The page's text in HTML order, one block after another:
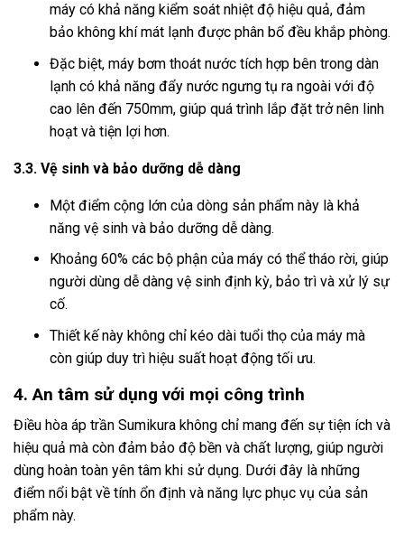
máy có khả năng kiểm soát nhiệt độ hiệu quả, đảm
bảo không khí mát lạnh được phân bổ đều khắp phòng.
Đặc biệt, máy bơm thoát nước tích hợp bên trong dàn
lạnh có khả năng đẩy nước ngưng tụ ra ngoài với độ
cao lên đến 750mm, giúp quá trình lắp đặt trở nên linh
hoạt và tiện lợi hơn.
3.3. Vệ sinh và bảo dưỡng dễ dàng
Một điểm cộng lớn của dòng sản phẩm này là khả
năng vệ sinh và bảo dưỡng dễ dàng.
Khoảng 60% các bộ phận của máy có thể tháo rời, giúp
người dùng dễ dàng vệ sinh định kỳ, bảo trì và xử lý sự
cố.
Thiết kế này không chỉ kéo dài tuổi thọ của máy mà
còn giúp duy trì hiệu suất hoạt động tối ưu.
4. An tâm sử dụng với mọi công trình
Điều hòa áp trần Sumikura không chỉ mang đến sự tiện ích và
hiệu quả mà còn đảm bảo độ bền và chất lượng, giúp người
dùng hoàn toàn yên tâm khi sử dụng. Dưới đây là những
điểm nổi bật về tính ổn định và năng lực phục vụ của sản
phẩm này.